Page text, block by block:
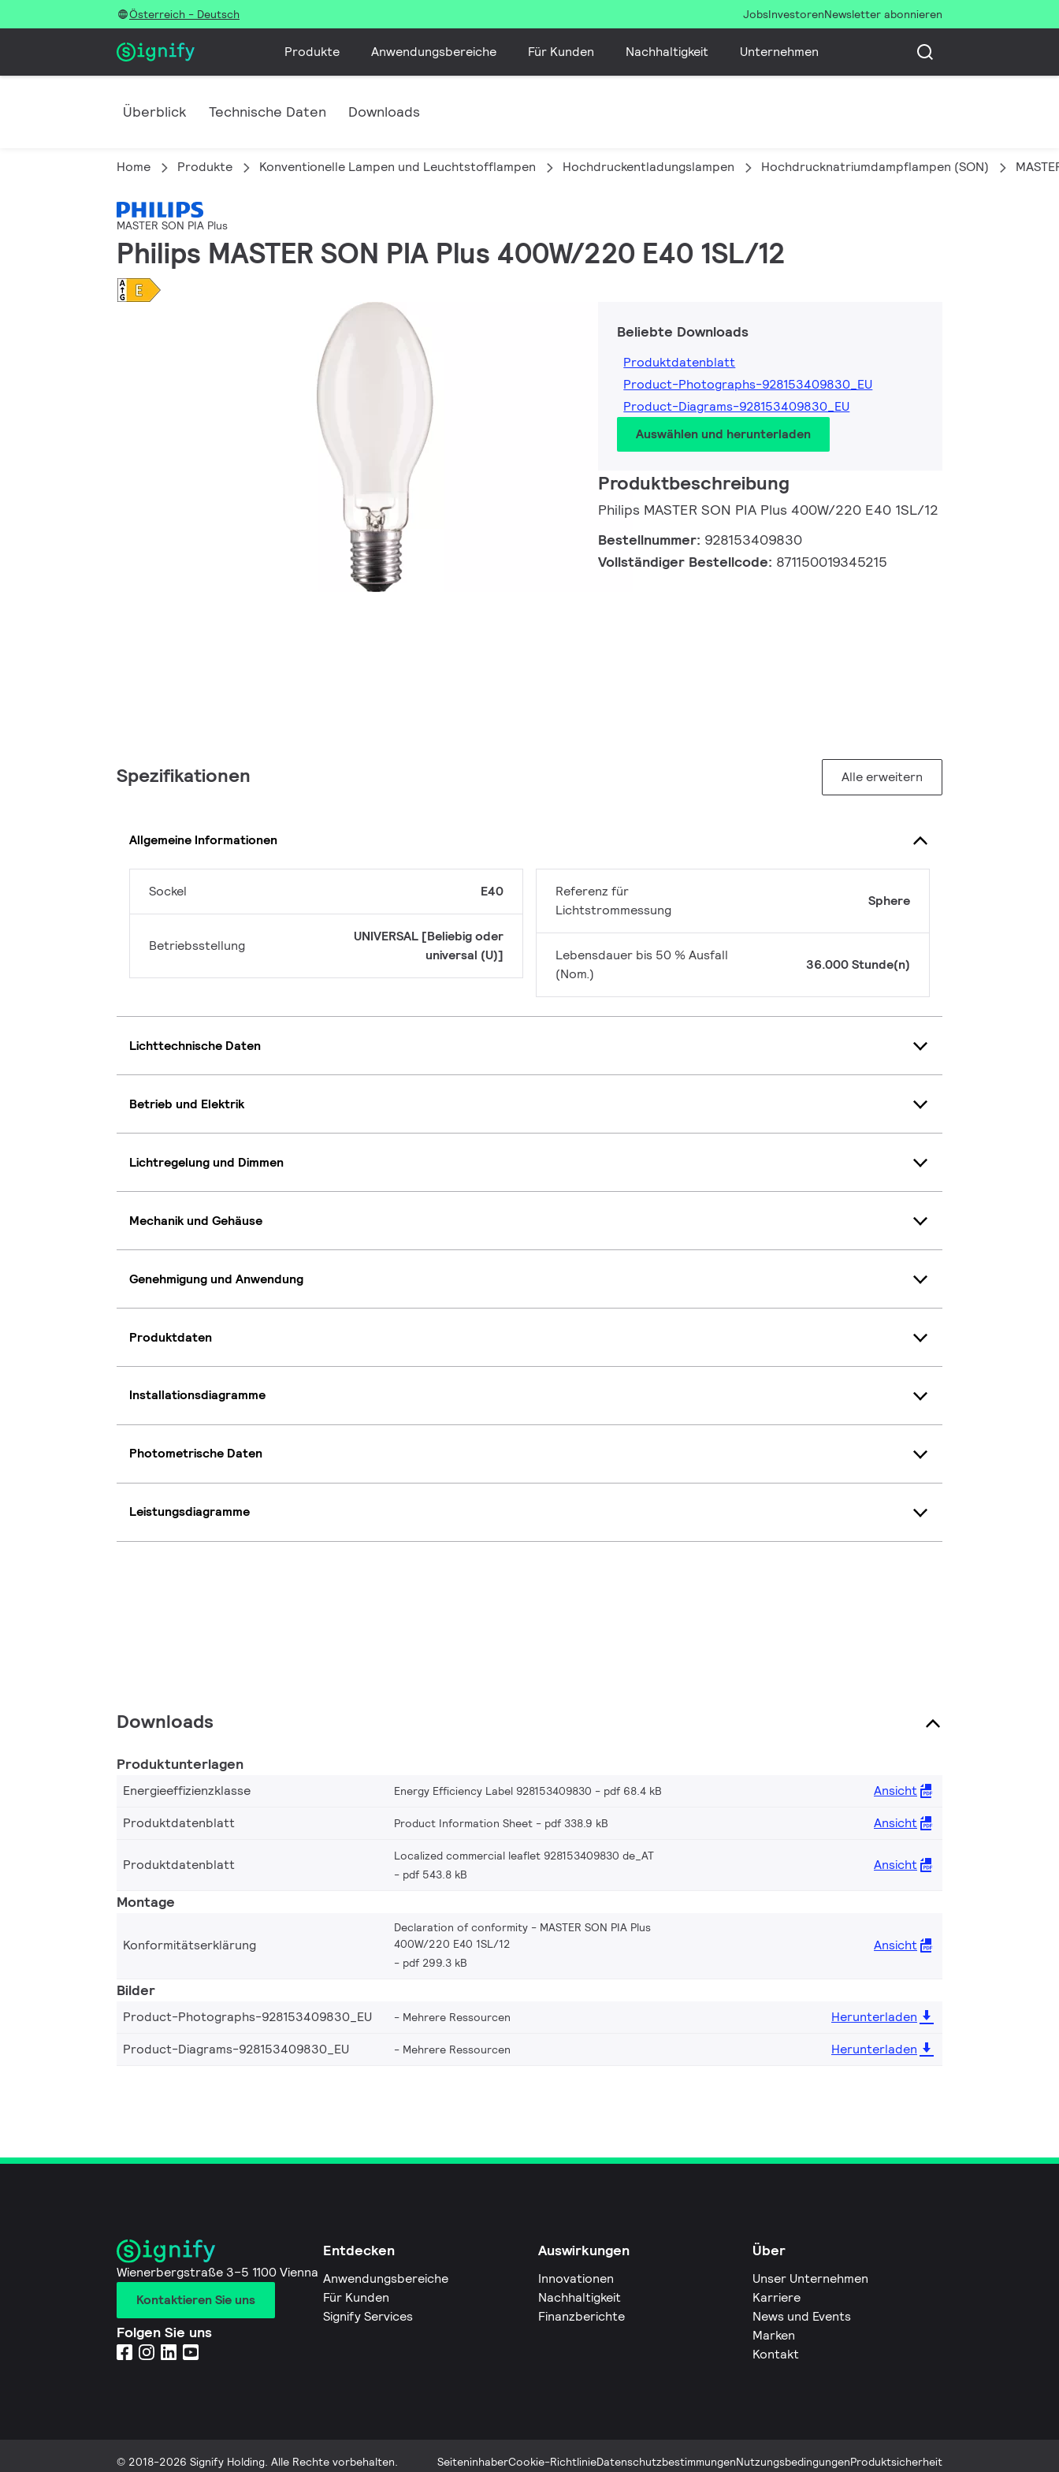
Österreich - Deutsch JobsInvestorenNewsletter abonnieren
Produkte Anwendungsbereiche Für Kunden Nachhaltigkeit Unternehmen
Überblick Technische Daten Downloads
Home Produkte Konventionelle Lampen und Leuchtstofflampen Hochdruckentladungslampen Hochdrucknatriumdampflampen (SON)
MASTER SON PIA Plus
Philips MASTER SON PIA Plus 400W/220 E40 1SL/12
Beliebte Downloads
Produktdatenblatt
Product-Photographs-928153409830_EU
Product-Diagrams-928153409830_EU
Auswählen und herunterladen
Produktbeschreibung
Philips MASTER SON PIA Plus 400W/220 E40 1SL/12
Bestellnummer: 928153409830
Vollständiger Bestellcode: 871150019345215
Spezifikationen Alle erweitern
Allgemeine Informationen
Sockel E40
Betriebsstellung
UNIVERSAL [Beliebig oder
universal (U)]
Referenz für
Lichtstrommessung
Sphere
Lebensdauer bis 50 % Ausfall
(Nom.)
36.000 Stunde(n)
Lichttechnische Daten
Betrieb und Elektrik
Lichtregelung und Dimmen
Mechanik und Gehäuse
Genehmigung und Anwendung
Produktdaten
Installationsdiagramme
Photometrische Daten
Leistungsdiagramme
Downloads
Produktunterlagen
Energieeffizienzklasse Energy Efficiency Label 928153409830 pdf 68.4 kB
Ansicht
Produktdatenblatt
Product Information Sheet pdf 338.9 kB Ansicht
Produktdatenblatt
Localized commercial leaflet 928153409830 de_AT
pdf 543.8 kB
Ansicht
Montage
Konformitätserklärung
Declaration of conformity - MASTER SON PIA Plus
400W/220 E40 1SL/12
pdf 299.3 kB
Ansicht
Bilder
Product-Photographs-928153409830_EU Mehrere Ressourcen
Herunterladen
Product-Diagrams-928153409830_EU
Mehrere Ressourcen Herunterladen
Wienerbergstraße 3–5 1100 Vienna
Kontaktieren Sie uns
Folgen Sie uns
Entdecken
Anwendungsbereiche
Für Kunden
Signify Services
Auswirkungen
Innovationen
Nachhaltigkeit
Finanzberichte
Über
Unser Unternehmen
Karriere
News und Events
Marken
Kontakt
© 2018-2026 Signify Holding. Alle Rechte vorbehalten. SeiteninhaberCookie-RichtlinieDatenschutzbestimmungenNutzungsbedingungenProduktsicherheit